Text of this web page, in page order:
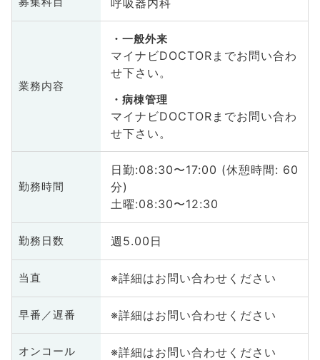
業務内容
一般外来
マイナビDOCTORまでお問い合わ
せ下さい。
病棟管理
マイナビDOCTORまでお問い合わ
せ下さい。
勤務時間
日勤:08:30〜17:00 (休憩時間: 60
分)
土曜:08:30〜12:30
勤務日数 週5.00日
当直 ※詳細はお問い合わせください
早番／遅番 ※詳細はお問い合わせください
オンコール ※詳細はお問い合わせください